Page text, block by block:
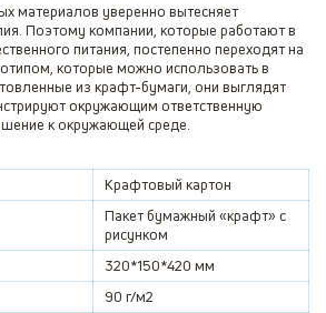
материалов уверенно вытесняет
Поэтому компании, которые работают в
питания, постепенно переходят на
которые можно использовать в
из крафт-бумаги, они выглядят
окружающим ответственную
к окружающей среде.
Крафтовый картон
Пакет бумажный «крафт» с
рисунком
320*150*420 мм
90 г/м2